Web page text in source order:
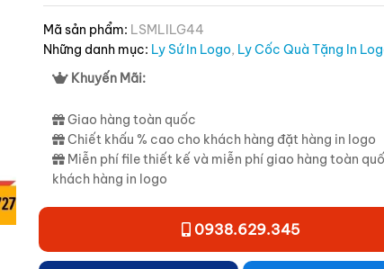
Mã sản phẩm: LSMLILG44
Những danh mục: Ly Sứ In Logo, Ly Cốc Quà Tặng In
Khuyến Mãi:
Giao hàng toàn quốc
Chiết khấu % cao cho khách hàng đặt hàng in logo
Miễn phí file thiết kế và miễn phí giao hàng toàn
khách hàng in logo
0938.629.345